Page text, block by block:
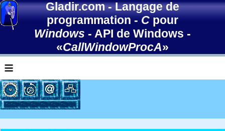
Gladir.com-Langage de
programmation-Cpour
Windows - API de Windows -
«CallWindowProcA»
≡